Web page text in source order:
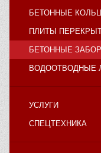
БЕТОННЫЕ
ПЛИТЫ
БЕТОННЫЕ
ВОДООТВОДНЫЕ
УСЛУГИ
СПЕЦТЕХНИКА